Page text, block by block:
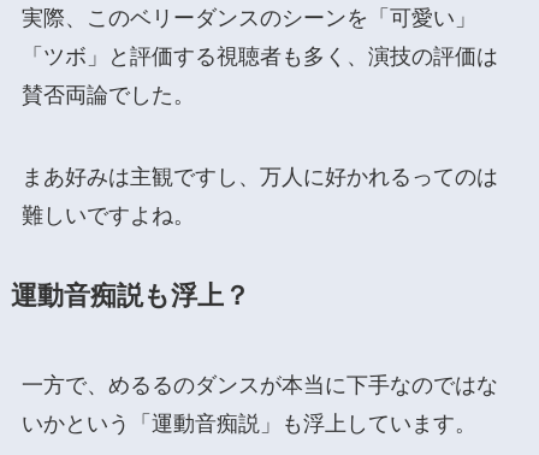
実際、このベリーダンスのシーンを「可愛い」
「ツボ」と評価する視聴者も多く、演技の評価は
賛否両論でした。
まあ好みは主観ですし、万人に好かれるってのは
難しいですよね。
運動音痴説も浮上？
一方で、めるるのダンスが本当に下手なのではな
いかという「運動音痴説」も浮上しています。